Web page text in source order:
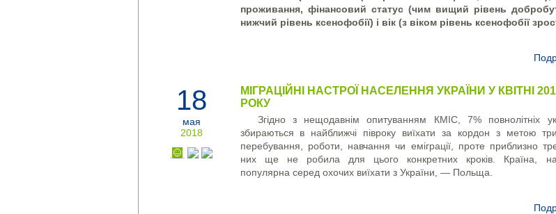
проживання, фінансовий статус (чим вищий рівень
нижчий рівень ксенофобії) і вік (з віком рівень ксенофобії
18
мая
2018
МІГРАЦІЙНІ НАСТРОЇ НАСЕЛЕННЯ УКРАЇНИ У КВІТНІ
РОКУ
Згідно з нещодавнім опитуванням КМІС, 7% повнолітніх
збираються в найближчі півроку виїхати за кордон з метою
перебування, роботи, навчання чи еміграції, проте приблизно
них ще не робила для цього конкретних кроків. Країна,
популярна серед охочих виїхати з України, — Польща.